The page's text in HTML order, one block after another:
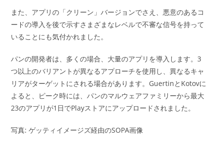
また、アプリの「クリーン」バージョンでさえ、悪意のあるコ
ードの導入を後で示すさまざまなレベルで不審な信号を持って
いることにも気付かれました。
パンの開発者は、多くの場合、大量のアプリを導入します。3
つ以上のバリアントが異なるアプローチを使用し、異なるキャ
リアがターゲットにされる場合があります。GuertinとKotovに
よると、ピーク時には、パンのマルウェアファミリーから最大
23のアプリが1日でPlayストアにアップロードされました。
写真: ゲッティイメージズ経由のSOPA画像